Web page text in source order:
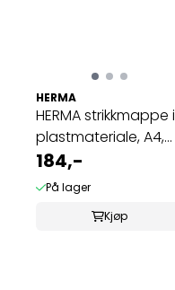
HERMA
HERMA strikkmappe i
plastmateriale, A4,
Fotball ...
184,-
På lager
Kjøp